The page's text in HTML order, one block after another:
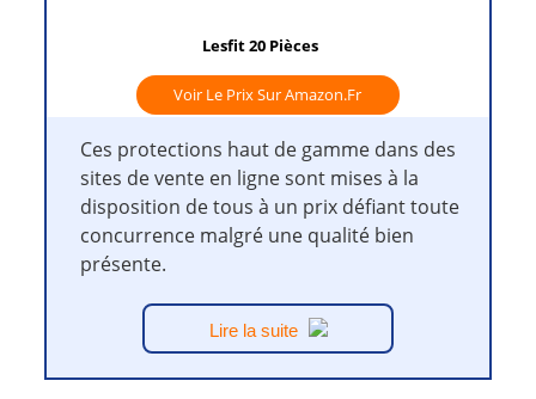
Lesfit 20 Pièces
Voir Le Prix Sur Amazon.fr
Ces protections haut de gamme dans des
sites de vente en ligne sont mises à la
disposition de tous à un prix défiant toute
concurrence malgré une qualité bien
présente.
Lire la suite